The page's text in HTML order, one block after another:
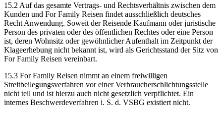
15.2 Auf das gesamte Vertrags- und Rechtsverhältnis zwischen dem
Kunden und For Family Reisen findet ausschließlich deutsches
Recht Anwendung. Soweit der Reisende Kaufmann oder juristische
Person des privaten oder des öffentlichen Rechtes oder eine Person
ist, deren Wohnsitz oder gewöhnlicher Aufenthalt im Zeitpunkt der
Klageerhebung nicht bekannt ist, wird als Gerichtsstand der Sitz von
For Family Reisen vereinbart.
15.3 For Family Reisen nimmt an einem freiwilligen
Streitbeilegungsverfahren vor einer Verbraucherschlichtungsstelle
nicht teil und ist hierzu auch nicht gesetzlich verpflichtet. Ein
internes Beschwerdeverfahren i. S. d. VSBG existiert nicht.